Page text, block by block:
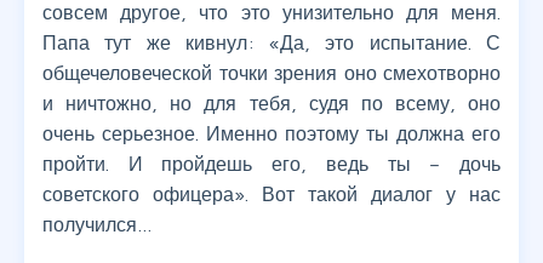
совсем другое, что это унизительно для меня.
Папа тут же кивнул: «Да, это испытание. С
общечеловеческой точки зрения оно смехотворно
и ничтожно, но для тебя, судя по всему, оно
очень серьезное. Именно поэтому ты должна его
пройти. И пройдешь его, ведь ты – дочь
советского офицера». Вот такой диалог у нас
получился…